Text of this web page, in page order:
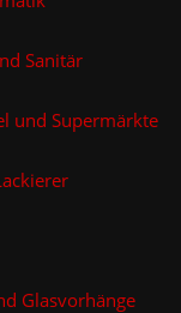
Sanitär
und Supermärkte
Glasvorhänge